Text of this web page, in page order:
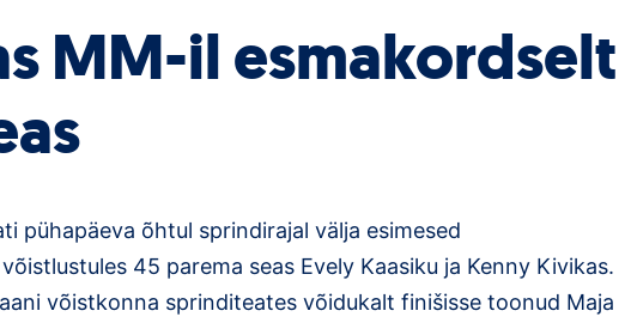
MM-il esmakordselt
pühapäeva õhtul sprindirajal välja esimesed
45 parema seas Evely Kaasiku ja Kenny Kivikas.
võistkonna sprinditeates võidukalt finišisse toonud Maja